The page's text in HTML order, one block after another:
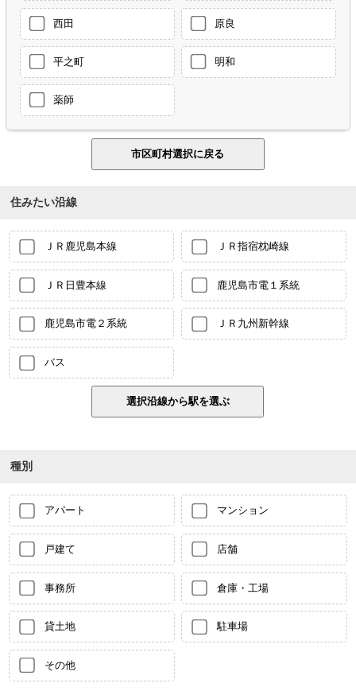
西田 原良
平之町 明和
薬師
住みたい沿線
ＪＲ鹿児島本線 ＪＲ指宿枕崎線
ＪＲ日豊本線 鹿児島市電１系統
鹿児島市電２系統 ＪＲ九州新幹線
バス
種別
アパート マンション
戸建て 店舗
事務所 倉庫・工場
貸土地 駐車場
その他